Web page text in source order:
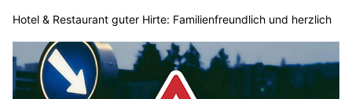
Hotel & Restaurant guter Hirte: Familienfreundlich und herzlich